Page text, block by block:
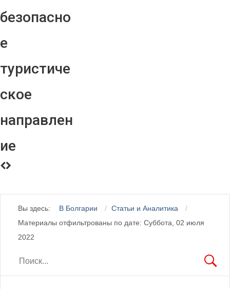
безопасно
е
туристиче
ское
направлен
ие
Вы здесь: В Болгарии
Статьи и Аналитика
Материалы отфильтрованы по дате: Суббота, 02 июля
2022